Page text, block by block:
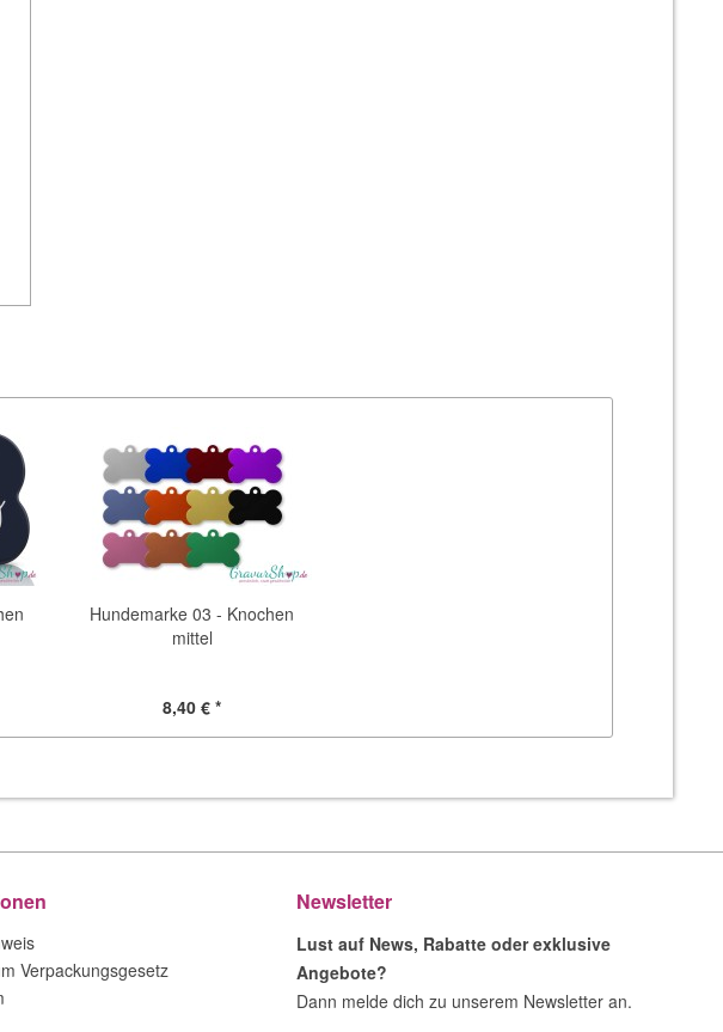
Hundemarke 03 - Knochen
mittel
8,40 € *
Verpackungsgesetz
Newsletter
Lust auf News, Rabatte oder exklusive
Angebote?
Dann melde dich zu unserem Newsletter an.